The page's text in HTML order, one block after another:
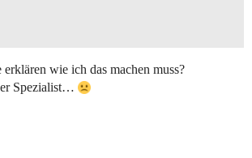
wie ich das machen muss?
Spezialist…